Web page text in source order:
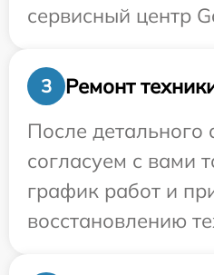
сервисный центр
3
Ремонт
После
согласуем с вами
график работ и
восстановлению